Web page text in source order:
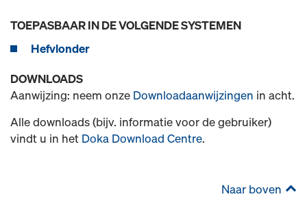
TOEPASBAAR IN DE VOLGENDE SYSTEMEN
Hefvlonder
DOWNLOADS
Aanwijzing: neem onze Downloadaanwijzingen in acht.
Alle downloads (bijv. informatie voor de gebruiker)
vindt u in het Doka Download Centre.
Naar boven